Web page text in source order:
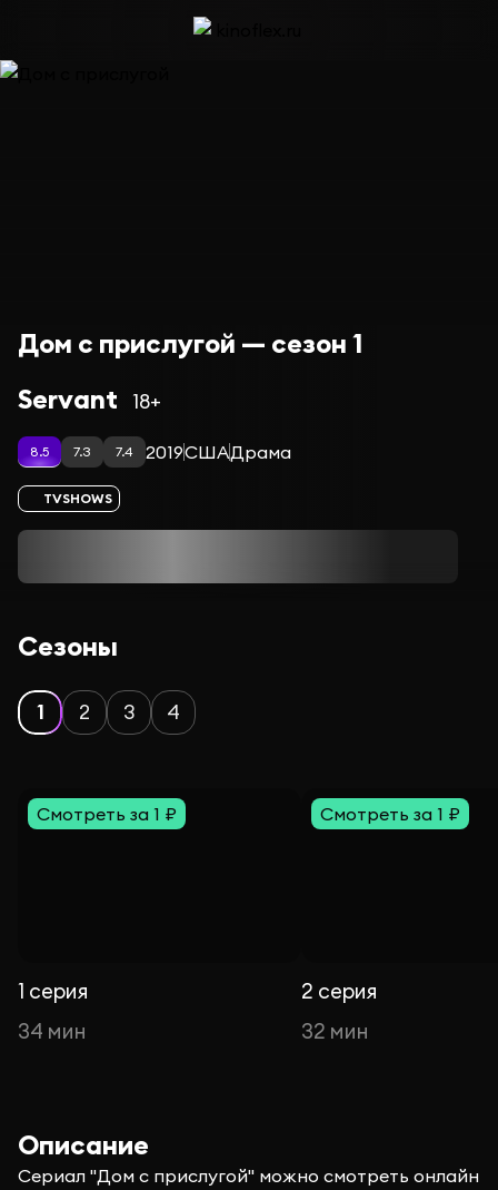
Дом с прислугой — сезон 1
Servant
18+
8.5 7.3 7.4 2019СШАДрама
TVSHOWS
Сезоны
1 2 3 4
Смотреть за 1 ₽
1 серия
34 мин
Смотреть за 1 ₽
2 серия
32 мин
Описание
Сериал "Дом с прислугой" можно смотреть онлайн